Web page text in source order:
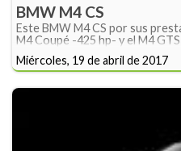
BMW M4 CS
Este BMW M4 CS por sus
M4 Coupé -425 hp- y el M4
Miércoles, 19 de abril de 2017